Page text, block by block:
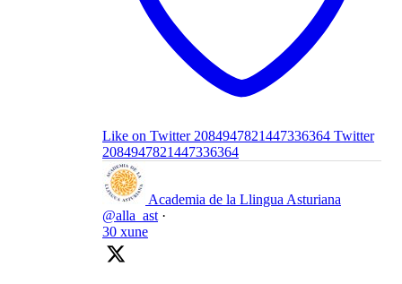
Like on Twitter 2084947821447336364 Twitter
2084947821447336364
Academia de la Llingua Asturiana
@alla_ast ·
30 xune